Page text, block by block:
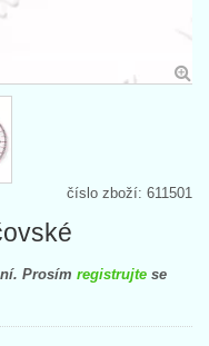
číslo zboží: 611501
Prosím registrujte se